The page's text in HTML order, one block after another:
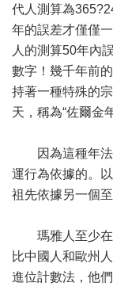
代人測算為
年的誤差才僅僅
人的測算50年內
數字！幾千年前
持著一種特殊的
天，稱為“佐爾金
因為這種年法
運行為依據的。
祖先依據另一個
瑪雅人至少在
比中國人和歐州
進位計數法，他